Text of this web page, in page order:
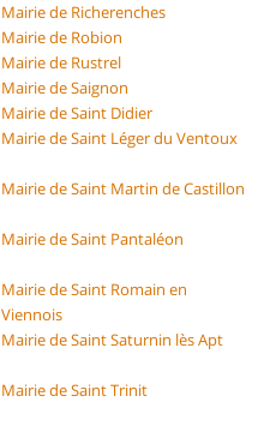
Mairie de Richerenches
Mairie de Robion
Mairie de Rustrel
Mairie de Saignon
Mairie de Saint Didier
Mairie de Saint Léger du Ventoux
Mairie de Saint Martin de Castillon
Mairie de Saint Pantaléon
Mairie de Saint Romain en
Viennois
Mairie de Saint Saturnin lès Apt
Mairie de Saint Trinit